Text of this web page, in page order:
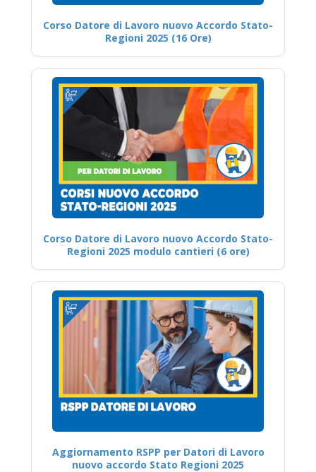
Corso Datore di Lavoro nuovo Accordo Stato-
Regioni 2025 (16 Ore)
Corso Datore di Lavoro nuovo Accordo Stato-
Regioni 2025 modulo cantieri (6 ore)
Aggiornamento RSPP per Datori di Lavoro
nuovo accordo Stato Regioni 2025